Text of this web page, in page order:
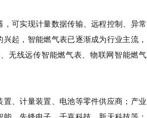
可实现计量数据传输、远程控制、异常
起，智能燃气表已逐渐成为行业主流，
无线远传智能燃气表、物联网智能燃气
、计量装置、电池等零件供应商；产业